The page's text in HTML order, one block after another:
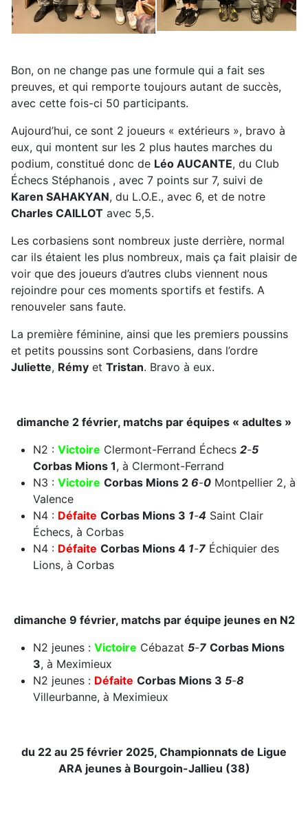
Bon, on ne change pas une formule qui a fait ses
preuves, et qui remporte toujours autant de succès,
avec cette fois-ci 50 participants.
Aujourd’hui, ce sont 2 joueurs « extérieurs », bravo à
eux, qui montent sur les 2 plus hautes marches du
podium, constitué donc de Léo AUCANTE, du Club
Échecs Stéphanois , avec 7 points sur 7, suivi de
Karen SAHAKYAN, du L.O.E., avec 6, et de notre
Charles CAILLOT avec 5,5.
Les corbasiens sont nombreux juste derrière, normal
car ils étaient les plus nombreux, mais ça fait plaisir de
voir que des joueurs d’autres clubs viennent nous
rejoindre pour ces moments sportifs et festifs. A
renouveler sans faute.
La première féminine, ainsi que les premiers poussins
et petits poussins sont Corbasiens, dans l’ordre
Juliette, Rémy et Tristan. Bravo à eux.
dimanche 2 février, matchs par équipes « adultes »
N2 : Victoire Clermont-Ferrand Échecs 2-5
Corbas Mions 1, à Clermont-Ferrand
N3 : Victoire Corbas Mions 2 6-0 Montpellier 2, à
Valence
N4 : Défaite Corbas Mions 3 1-4 Saint Clair
Échecs, à Corbas
N4 : Défaite Corbas Mions 4 1-7 Échiquier des
Lions, à Corbas
dimanche 9 février, matchs par équipe jeunes en N2
N2 jeunes : Victoire Cébazat 5-7 Corbas Mions
3, à Meximieux
N2 jeunes : Défaite Corbas Mions 3 5-8
Villeurbanne, à Meximieux
du 22 au 25 février 2025, Championnats de Ligue
ARA jeunes à Bourgoin-Jallieu (38)